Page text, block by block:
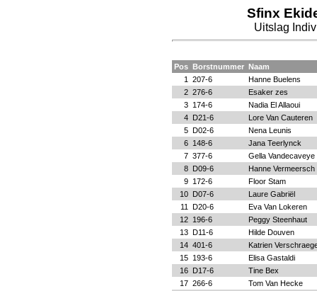
Sfinx
Uitslag
Pos Borstnummer Naam
1
207-6
Hanne Buelens
2 276-6
Esaker zes
3 174-6
Nadia El Allaoui
4 D21-6
Lore Van Cauteren
5 D02-6
Nena Leunis
6 148-6
Jana Teerlynck
7 377-6
Gella Vandecaveye
8 D09-6
Hanne Vermeersch
9 172-6
Floor Stam
10 D07-6
Laure Gabriël
11
D20-6
Eva Van Lokeren
12 196-6
Peggy Steenhaut
13 D11-6
Hilde Douven
14 401-6
Katrien
15 193-6
Elisa Gastaldi
16 D17-6
Tine Bex
17 266-6
Tom Van Hecke